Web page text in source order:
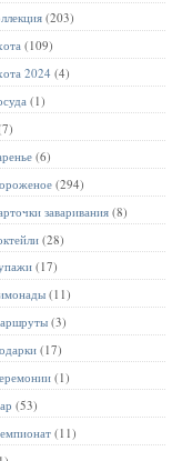
(203)
(109)
2024 (4)
(1)
(6)
(294)
заваривания(8)
(28)
(17)
(11)
(3)
(17)
(1)
(53)
(11)